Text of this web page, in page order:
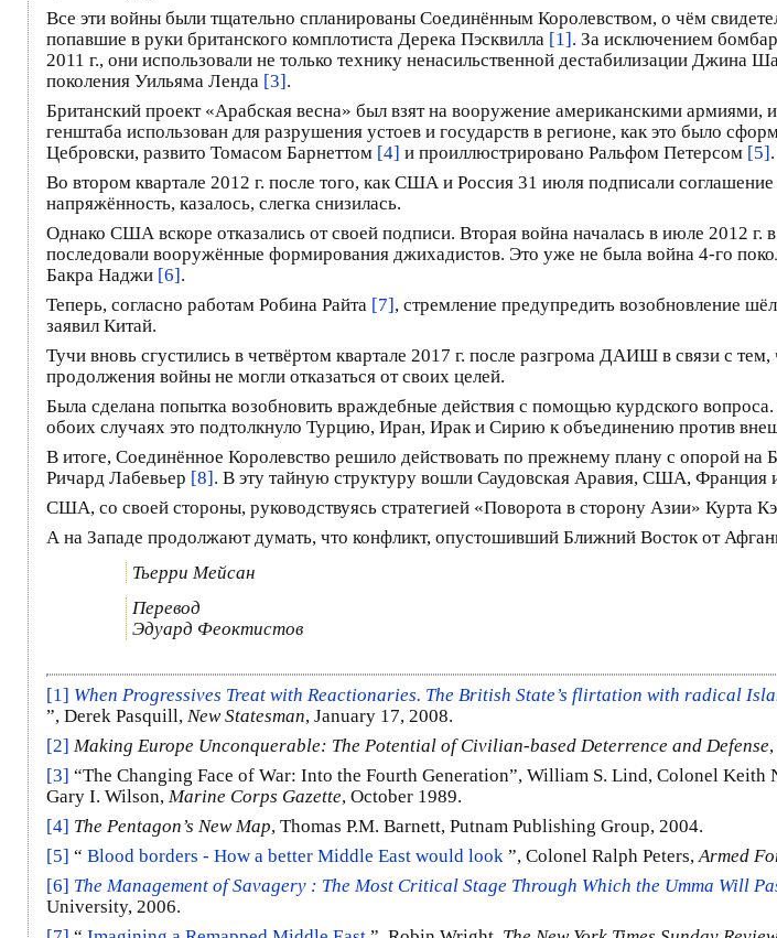
Все эти войны были тщательно спланированы Соединённым Королевством, о чём
попавшие в руки британского комплотиста Дерека Пэсквилла [1]. За исключением
2011 г., они использовали не только технику ненасильственной дестабилизации Джина
поколения Уильяма Ленда [3].
Британский проект «Арабская весна» был взят на вооружение американскими армиями,
генштаба использован для разрушения устоев и государств в регионе, как это было
Цебровски, развито Томасом Барнеттом [4] и проиллюстрировано Ральфом Петерсом [5].
Во втором квартале 2012 г. после того, как США и Россия 31 июля подписали
напряжённость, казалось, слегка снизилась.
Однако США вскоре отказались от своей подписи. Вторая война началась в июле 2012
последовали вооружённые формирования джихадистов. Это уже не была война 4-го
Бакра Наджи [6].
Теперь, согласно работам Робина Райта [7], стремление предупредить возобновление
заявил Китай.
Тучи вновь сгустились в четвёртом квартале 2017 г. после разгрома ДАИШ в связи с
продолжения войны не могли отказаться от своих целей.
Была сделана попытка возобновить враждебные действия с помощью курдского
обоих случаях это подтолкнуло Турцию, Иран, Ирак и Сирию к объединению против
В итоге, Соединённое Королевство решило действовать по прежнему плану с опорой
Ричард Лабевьер [8]. В эту тайную структуру вошли Саудовская Аравия, США, Франция
США, со своей стороны, руководствуясь стратегией «Поворота в сторону Азии» Курта
А на Западе продолжают думать, что конфликт, опустошивший Ближний Восток от
Тьерри Мейсан
Перевод
Эдуард Феоктистов
[1] When Progressives Treat with Reactionaries. The British State’s flirtation with radical
”, Derek Pasquill, New Statesman, January 17, 2008.
[2] Making Europe Unconquerable: The Potential of Civilian-based Deterrence and Defense
[3] “The Changing Face of War: Into the Fourth Generation”, William S. Lind, Colonel
Gary I. Wilson, Marine Corps Gazette, October 1989.
[4] The Pentagon’s New Map, Thomas P.M. Barnett, Putnam Publishing Group, 2004.
[5] “ Blood borders - How a better Middle East would look ”, Colonel Ralph Peters, Armed
[6] The Management of Savagery : The Most Critical Stage Through Which the Umma Will
University, 2006.